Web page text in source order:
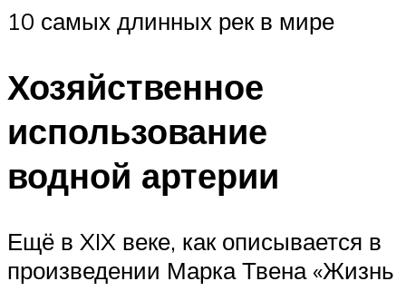
10 самых длинных рек в мире
Хозяйственное
использование
водной артерии
Ещё в XIX веке, как описывается в
произведении Марка Твена «Жизнь